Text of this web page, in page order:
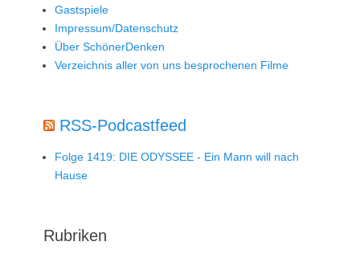
Gastspiele
Impressum/Datenschutz
Über SchönerDenken
Verzeichnis aller von uns besprochenen Filme
RSS-Podcastfeed
Folge 1419: DIE ODYSSEE - Ein Mann will nach
Hause
Rubriken